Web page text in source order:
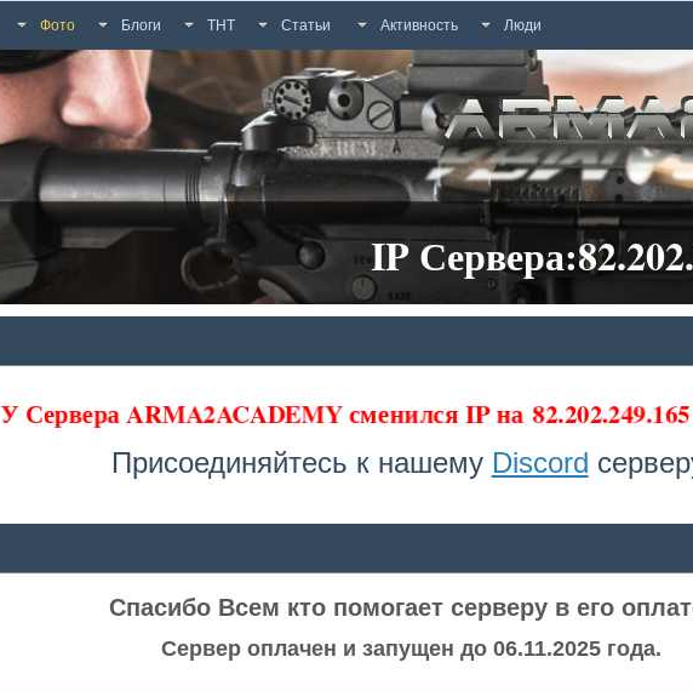
Фото Блоги ТНТ Статьи Активность Люди
IP
У Сервера ARMA2ACADEMY сменился IP на
Присоединяйтесь к нашему Discord
Спасибо Всем кто помогает серверу в его
Сервер оплачен и запущен до 06.11.2025 года.